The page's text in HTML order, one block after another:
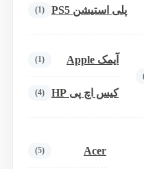
پلی استیشن PS5 (1)
آیمک Apple (1)
کیس اچ پی HP (4)
Acer
(5)